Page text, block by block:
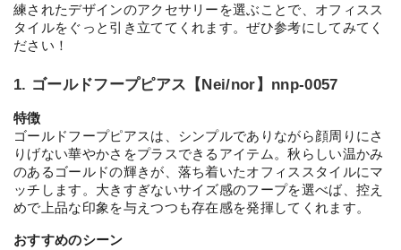
練されたデザインのアクセサリーを選ぶことで、オフィスス
タイルをぐっと引き立ててくれます。ぜひ参考にしてみてく
ださい！
1. ゴールドフープピアス【Nei/nor】nnp-0057
特徴
ゴールドフープピアスは、シンプルでありながら顔周りにさ
りげない華やかさをプラスできるアイテム。秋らしい温かみ
のあるゴールドの輝きが、落ち着いたオフィススタイルにマ
ッチします。大きすぎないサイズ感のフープを選べば、控え
めで上品な印象を与えつつも存在感を発揮してくれます。
おすすめのシーン